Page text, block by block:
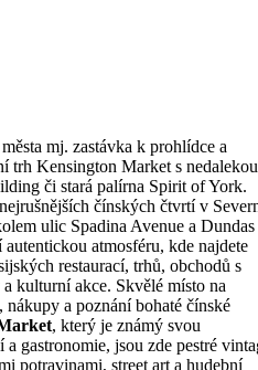
mj. zastávka k prohlídce a
trh Kensington Market s nedalekou
či stará palírna Spirit of York.
čínských čtvrtí v
ulic Spadina Avenue a Dundas
atmosféru, kde najdete
restaurací, trhů, obchodů s
kulturní akce. Skvělé místo na
a poznání bohaté čínské
, který je známý svou
gastronomie, jsou zde pestré
potravinami, street art a hudební